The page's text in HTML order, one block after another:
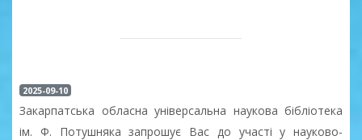
2025-09-10
Закарпатська обласна універсальна наукова бібліотека
ім. Ф. Потушняка запрошує Вас до участі у науково-